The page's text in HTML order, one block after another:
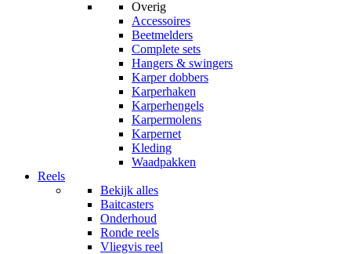
Overig
Accessoires
Beetmelders
Complete sets
Hangers & swingers
Karper dobbers
Karperhaken
Karperhengels
Karpermolens
Karpernet
Kleding
Waadpakken
Reels
Bekijk alles
Baitcasters
Onderhoud
Ronde reels
Vliegvis reel